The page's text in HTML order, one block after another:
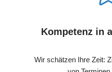
Kompetenz in
Wir schätzen Ihre Zeit: